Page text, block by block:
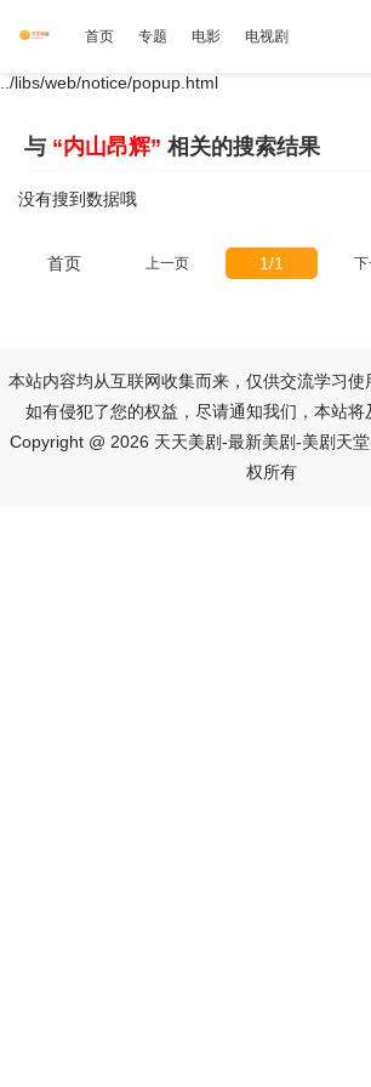
首页 专题 电影 电视剧
../libs/web/notice/popup.html
与 “内山昂辉” 相关的搜索结果
没有搜到数据哦
首页 上一页 1/1 下
本站内容均从互联网收集而来，仅供交流学习
如有侵犯了您的权益，尽请通知我们，本站将
Copyright @ 2026 天天美剧-最新美剧-美剧天
权所有